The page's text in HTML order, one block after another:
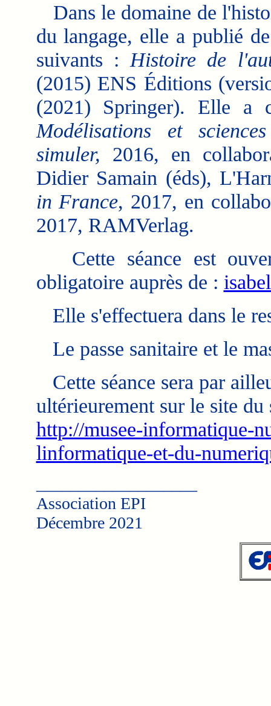
Dans le domaine de
du langage, elle a publié
suivants : Histoire de
(2015) ENS Éditions
(2021) Springer). Elle a
Modélisations et
simuler, 2016, en
Didier Samain (éds),
in France, 2017, en
2017, RAMVerlag.
Cette séance est
obligatoire auprès de :
Elle s'effectuera dans le
Le passe sanitaire et le
Cette séance sera par
ultérieurement sur le site du
http://musee-informatique-
linformatique-et-du-
Association EPI
Décembre 2021